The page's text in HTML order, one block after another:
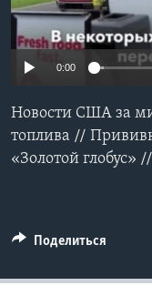
Learning English
Языки
0:00
Новости США за
топлива //
«Золотой глобус»
Поделиться